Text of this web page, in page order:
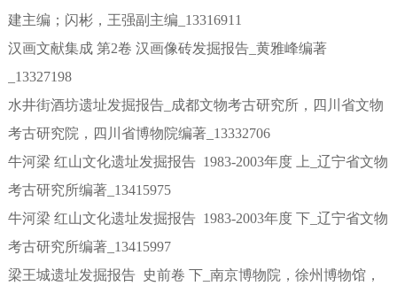
建主编；闪彬，王强副主编_13316911
汉画文献集成 第2卷 汉画像砖发掘报告_黄雅峰编著
_13327198
水井街酒坊遗址发掘报告_成都文物考古研究所，四川省文物
考古研究院，四川省博物院编著_13332706
牛河梁 红山文化遗址发掘报告 1983-2003年度 上_辽宁省文物
考古研究所编著_13415975
牛河梁 红山文化遗址发掘报告 1983-2003年度 下_辽宁省文物
考古研究所编著_13415997
梁王城遗址发掘报告 史前卷 下_南京博物院，徐州博物馆，